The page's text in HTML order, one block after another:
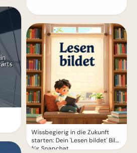
Wissbegierig in die Zukunft
starten: Dein 'Lesen bildet' Bild
für Snapchat